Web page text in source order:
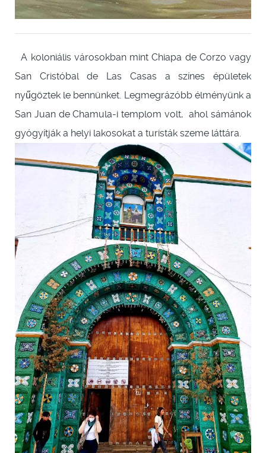
A koloniális városokban mint Chiapa de Corzo vagy
San Cristóbal de Las Casas a színes épületek
nyűgöztek le bennünket. Legmegrázóbb élményünk a
San Juan de Chamula-i templom volt, ahol sámánok
gyógyítják a helyi lakosokat a turisták szeme láttára.